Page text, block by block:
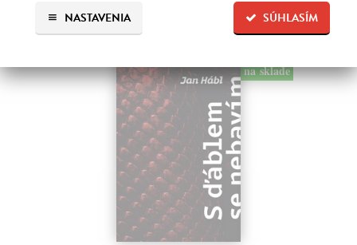
SÚHLASÍM
NASTAVENIA
15,50 € ?
na sklade